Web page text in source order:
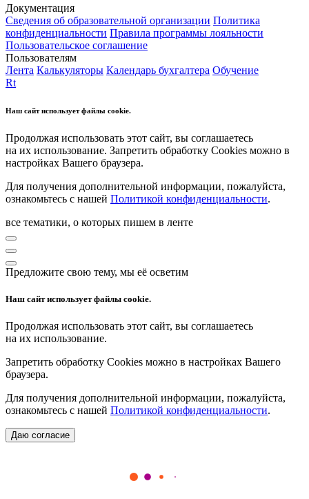
Документация
Сведения об образовательной организации Политика
конфиденциальности Правила программы лояльности
Пользовательское соглашение
Пользователям
Лента Калькуляторы Календарь бухгалтера Обучение
Rt
Наш сайт использует файлы cookie.
Продолжая использовать этот сайт, вы соглашаетесь
на их использование. Запретить обработку Cookies можно в
настройках Вашего браузера.
Для получения дополнительной информации, пожалуйста,
ознакомьтесь с нашей Политикой конфиденциальности.
все тематики, о которых пишем в ленте
Предложите свою тему, мы её осветим
Наш сайт использует файлы cookie.
Продолжая использовать этот сайт, вы соглашаетесь
на их использование.
Запретить обработку Cookies можно в настройках Вашего
браузера.
Для получения дополнительной информации, пожалуйста,
ознакомьтесь с нашей Политикой конфиденциальности.
Даю согласие